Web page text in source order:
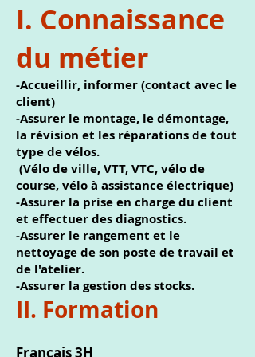
I. Connaissance
du métier
-Accueillir, informer (contact avec le
client)
-Assurer le montage, le démontage,
la révision et les réparations de tout
type de vélos.
(Vélo de ville, VTT, VTC, vélo de
course, vélo à assistance électrique)
-Assurer la prise en charge du client
et effectuer des diagnostics.
-Assurer le rangement et le
nettoyage de son poste de travail et
de l'atelier.
-Assurer la gestion des stocks.
II. Formation
Français 3H